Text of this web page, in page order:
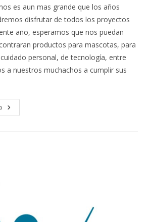
es aun mas grande que los años
disfrutar de todos los proyectos
año, esperamos que nos puedan
productos para mascotas, para
personal, de tecnología, entre
a nuestros muchachos a cumplir sus